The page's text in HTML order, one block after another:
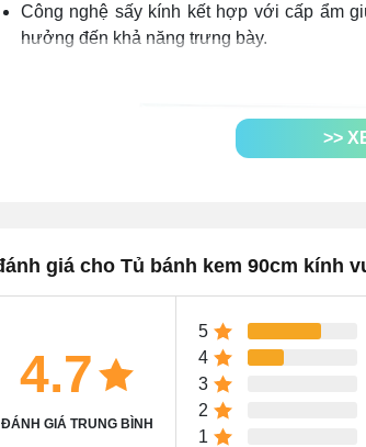
Công nghệ sấy kính kết hợp với cấp ẩm
hưởng đến khả năng trưng bày.
>>
giá cho Tủ bánh kem 90cm kính
4.7
ĐÁNH GIÁ TRUNG BÌNH
5
4
3
2
1